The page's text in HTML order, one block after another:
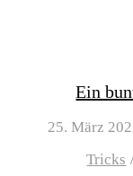
Ein
25. März
Tricks